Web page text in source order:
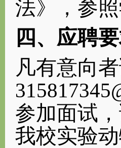
法》
， 参
四 、应聘
凡有意向
参加面试，
我校实验